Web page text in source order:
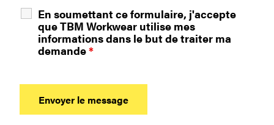
En soumettant ce formulaire, j'accepte
que TBM Workwear utilise mes
informations dans le but de traiter ma
demande*